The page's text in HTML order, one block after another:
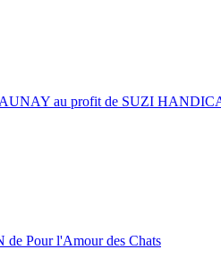
au profit de SUZI
Pour l'Amour des Chats